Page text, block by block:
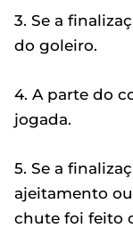
3. Se a
do goleiro.
4. A parte do
jogada.
5. Se a
ajeitamento
chute foi feito